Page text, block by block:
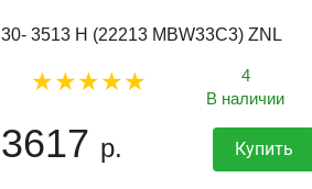
30- 3513 Н (22213 MBW33C3) ZNL
4
В наличии
3617 р. Купить